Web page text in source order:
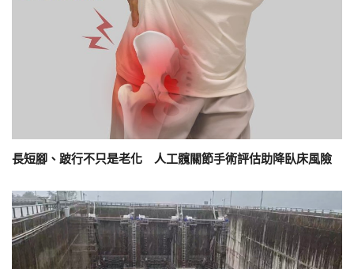
長短腳、跛行不只是老化 人工髖關節手術評估助降臥床風險